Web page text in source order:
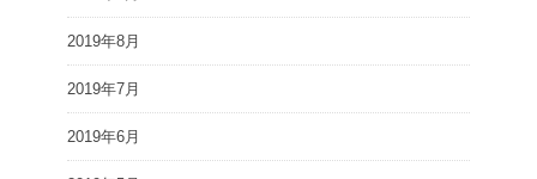
2019年8月
2019年7月
2019年6月